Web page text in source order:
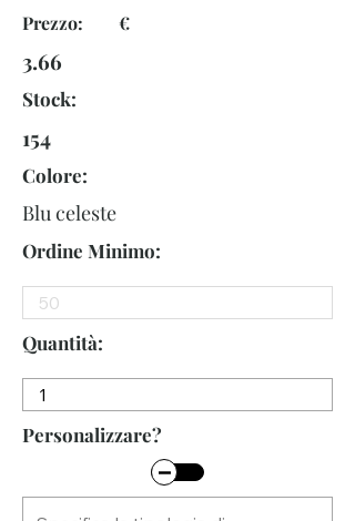
Prezzo: €
3.66
Stock:
154
Colore:
Blu celeste
Ordine Minimo:
Quantità:
Personalizzare?